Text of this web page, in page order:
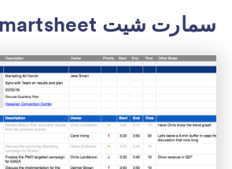
سمارت شيت Smartsheet